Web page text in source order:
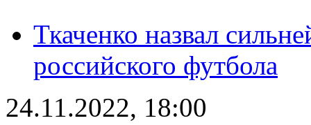
Ткаченко назвал
российского футбола
24.11.2022, 18:00